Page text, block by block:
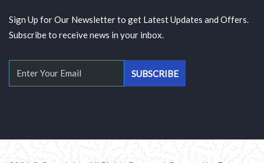
Sign Up for Our Newsletter to get Latest Updates and Offers.
Subscribe to receive news in your inbox.